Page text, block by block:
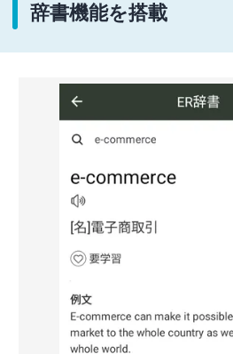
辞書機能を搭載